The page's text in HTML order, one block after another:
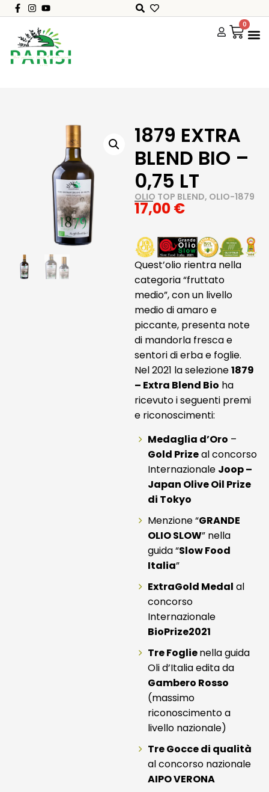
0
1879 EXTRA
BLEND BIO –
0,75 LT
OLIO TOP BLEND, OLIO-1879
17,00€
Quest’olio rientra nella
categoria “fruttato
medio”, con un livello
medio di amaro e
piccante, presenta note
di mandorla fresca e
sentori di erba e foglie.
Nel 2021 la selezione1879
– Extra Blend Bio ha
ricevuto i seguenti premi
e riconoscimenti:
Medaglia d’Oro –
Gold Prizeal concorso
Internazionale Joop –
Japan Olive Oil Prize
di Tokyo
Menzione “GRANDE
OLIO SLOW” nella
guida “Slow Food
Italia”
ExtraGold Medal al
concorso
Internazionale
BioPrize2021
Tre Foglienella guida
Oli d’Italia edita da
Gambero Rosso
(massimo
riconoscimento a
livello nazionale)
Tre Gocce di qualità
al concorso nazionale
AIPO VERONA